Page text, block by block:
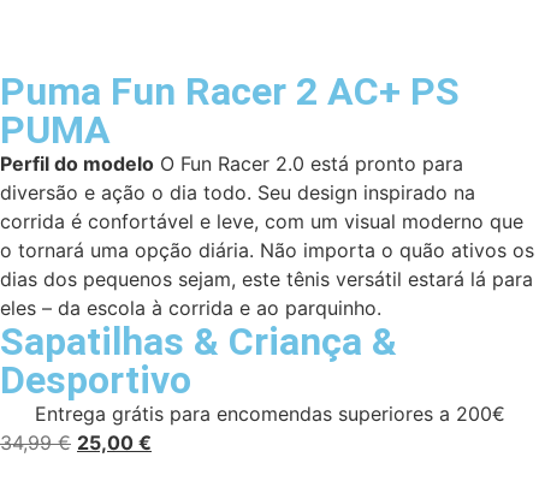
Puma Fun Racer 2 AC+ PS
PUMA
Perfil do modelo O Fun Racer 2.0 está pronto para
diversão e ação o dia todo. Seu design inspirado na
corrida é confortável e leve, com um visual moderno que
o tornará uma opção diária. Não importa o quão ativos os
dias dos pequenos sejam, este tênis versátil estará lá para
eles – da escola à corrida e ao parquinho.
Sapatilhas & Criança &
Desportivo
Entrega grátis para encomendas superiores a 200€
34,99€ 25,00 €